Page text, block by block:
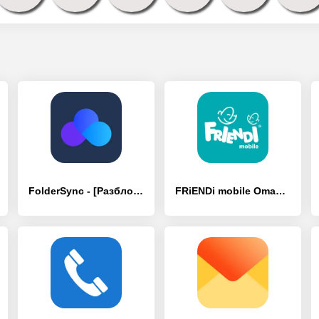
FolderSync - [Разблокированная версия] FRiENDi mobile Oman - [Разблокированная версия]